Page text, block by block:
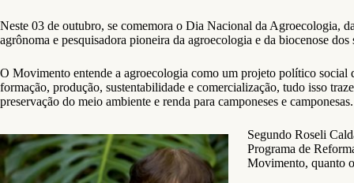
Neste 03 de outubro, se comemora o Dia Nacional da Agroecologia,
agrônoma e pesquisadora pioneira da agroecologia e da biocenose dos
O Movimento entende a agroecologia como um projeto político social
formação, produção, sustentabilidade e comercialização, tudo isso
preservação do meio ambiente e renda para camponeses e camponesas.
Segundo Roseli
Programa de
Movimento, quanto